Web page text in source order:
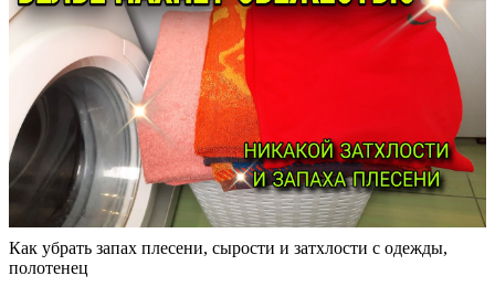
Как убрать запах плесени, сырости и затхлости с одежды,
полотенец